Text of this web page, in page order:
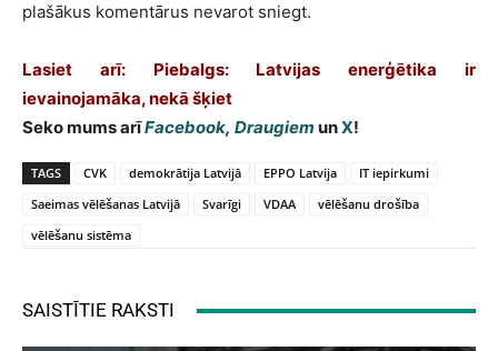
plašākus komentārus nevarot sniegt.
Lasiet arī: Piebalgs: Latvijas enerģētika ir
ievainojamāka, nekā šķiet
Seko mums arīFacebook, Draugiem unX!
TAGS CVK demokrātija Latvijā EPPO Latvija
IT iepirkumi
Saeimas vēlēšanas Latvijā
Svarīgi VDAA
vēlēšanu drošība
vēlēšanu sistēma
SAISTĪTIE RAKSTI